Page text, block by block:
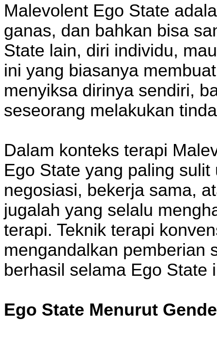
Malevolent Ego State
ganas, dan bahkan bisa
State lain, diri individu,
ini yang biasanya
menyiksa dirinya sendiri,
seseorang melakukan
Dalam konteks terapi
Ego State yang paling
negosiasi, bekerja sama,
jugalah yang selalu
terapi. Teknik terapi
mengandalkan pemberian
berhasil selama Ego State
Ego State Menurut